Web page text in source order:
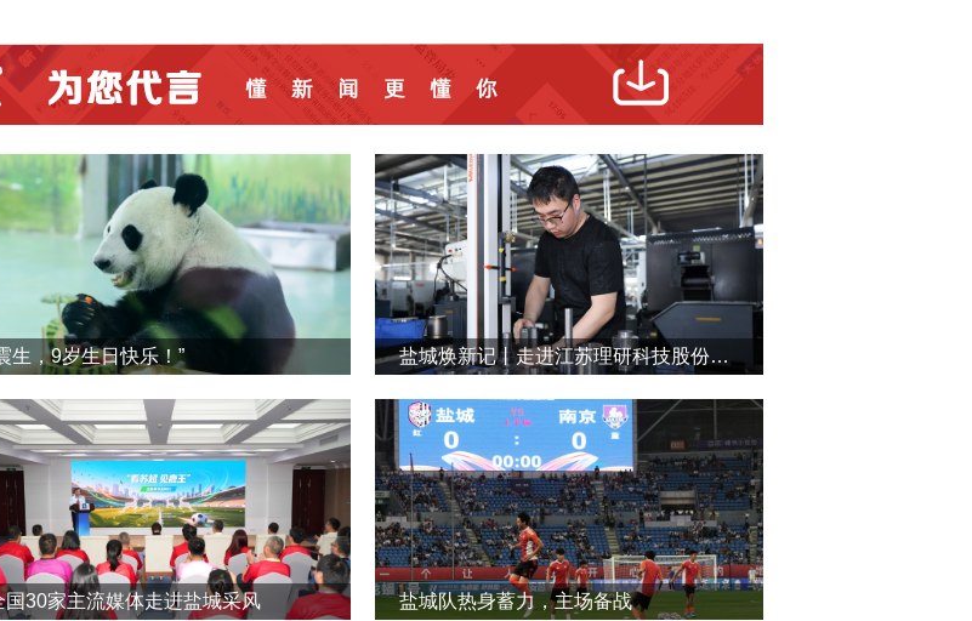
生，9岁生日快乐！” 盐城焕新记丨走进江苏理研科技股份有限公司
国30家主流媒体走进盐城采风 盐城队热身蓄力，主场备战